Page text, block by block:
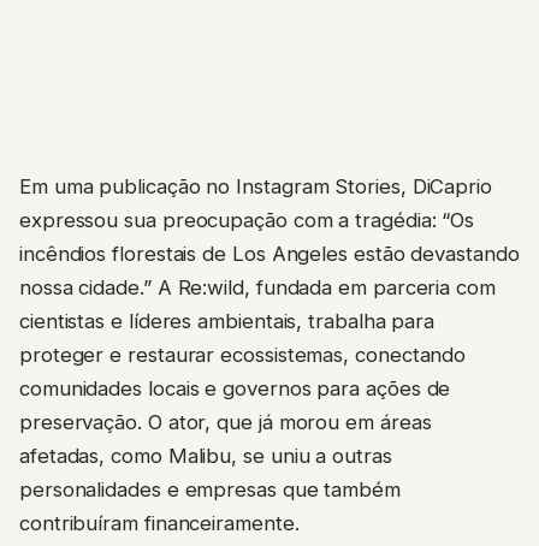
Em uma publicação no Instagram Stories, DiCaprio
expressou sua preocupação com a tragédia: “Os
incêndios florestais de Los Angeles estão devastando
nossa cidade.” A Re:wild, fundada em parceria com
cientistas e líderes ambientais, trabalha para
proteger e restaurar ecossistemas, conectando
comunidades locais e governos para ações de
preservação. O ator, que já morou em áreas
afetadas, como Malibu, se uniu a outras
personalidades e empresas que também
contribuíram financeiramente.